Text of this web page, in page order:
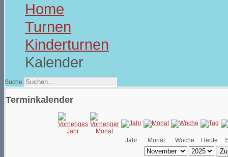
Home
Turnen
Kinderturnen
Kalender
Suche
Terminkalender
Jahr Monat Woche Heute